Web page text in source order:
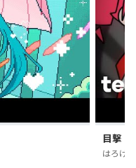
目撃！
はろける